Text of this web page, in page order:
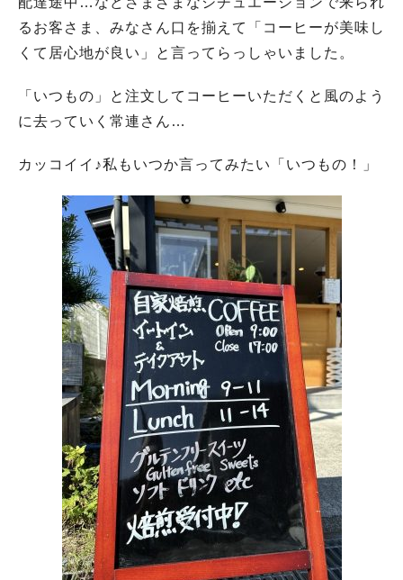
るお客さま、みなさん口を揃えて「コーヒーが美味し
くて居心地が良い」と言ってらっしゃいました。
「いつもの」と注文してコーヒーいただくと風のよう
に去っていく常連さん…
カッコイイ♪私もいつか言ってみたい「いつもの！」
#あなたはどっち？